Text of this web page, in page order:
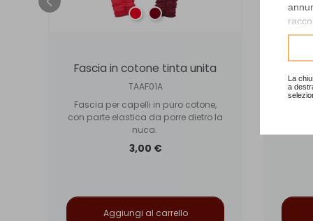
La
a
RossoBordeaux
Fascia in cotone tinta unita
TAAF01A
Fascia per capelli in puro cotone,
con parte elastica da porre dietro la
nuca.
3,00 €
Aggiungi al carrello
con